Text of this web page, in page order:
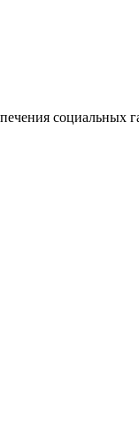
социальных